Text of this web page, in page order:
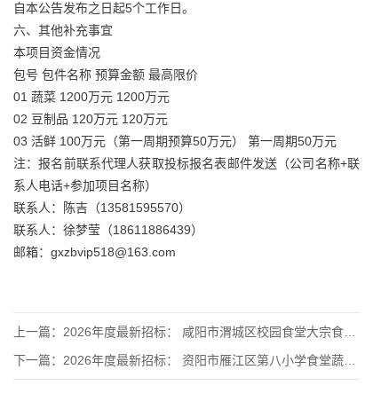
自本公告发布之日起5个工作日。
六、其他补充事宜
本项目资金情况
包号 包件名称 预算金额 最高限价
01 蔬菜 1200万元 1200万元
02 豆制品 120万元 120万元
03 活鲜 100万元（第一周期预算50万元） 第一周期50万元
注：报名前联系代理人获取投标报名表邮件发送（公司名称+联
系人电话+参加项目名称）
联系人：陈吉（13581595570）
联系人：徐梦莹（18611886439）
邮箱：gxzbvip518@163.com
上一篇： 2026年度最新招标： 咸阳市渭城区校园食堂大宗食材集中采购
下一篇： 2026年度最新招标： 资阳市雁江区第八小学食堂蔬菜及肉类配